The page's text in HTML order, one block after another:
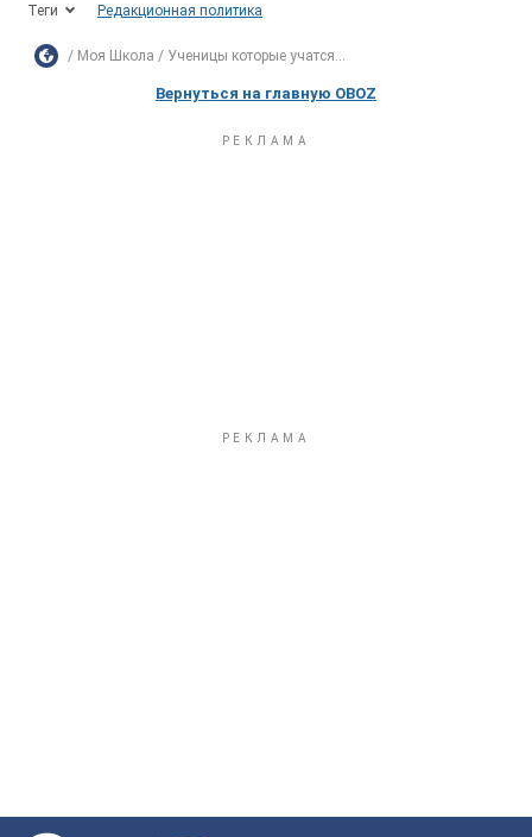
Теги Редакционная политика
Моя Школа Ученицы которые учатся...
Вернуться на главную OBOZ